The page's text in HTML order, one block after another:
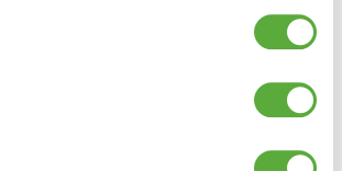
en parasols
en parasols voor bij het kamperen.
tegen de UV-straling van de zon
met een parasol. Wil je
van je tafel
dan niet een handig windscherm
Bestel vandaag je